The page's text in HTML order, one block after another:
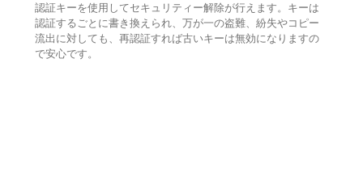
認証キーを使用してセキュリティー解除が行えます。キーは
認証するごとに書き換えられ、万が一の盗難、紛失やコピー
流出に対しても、再認証すれば古いキーは無効になりますの
で安心です。